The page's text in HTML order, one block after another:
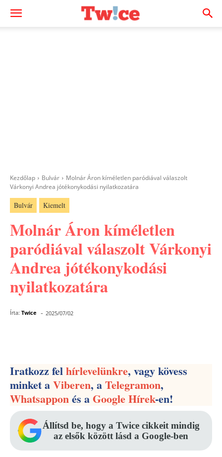
Kezdőlap Bulvár
Molnár Áron kíméletlen paródiával válaszolt
Várkonyi Andrea jótékonykodási nyilatkozatára
Bulvár Kiemelt
Molnár Áron kíméletlen
paródiával válaszolt Várkonyi
Andrea jótékonykodási
nyilatkozatára
Írta: Twice - 2025/07/02
Iratkozz felhírlevelünkre, vagy kövess
minket aViberen, aTelegramon,
Whatsapponés aGoogle Hírek-en!
Állítsd be, hogy a Twice cikkeit mindig
az elsők között lásd a Google-ben